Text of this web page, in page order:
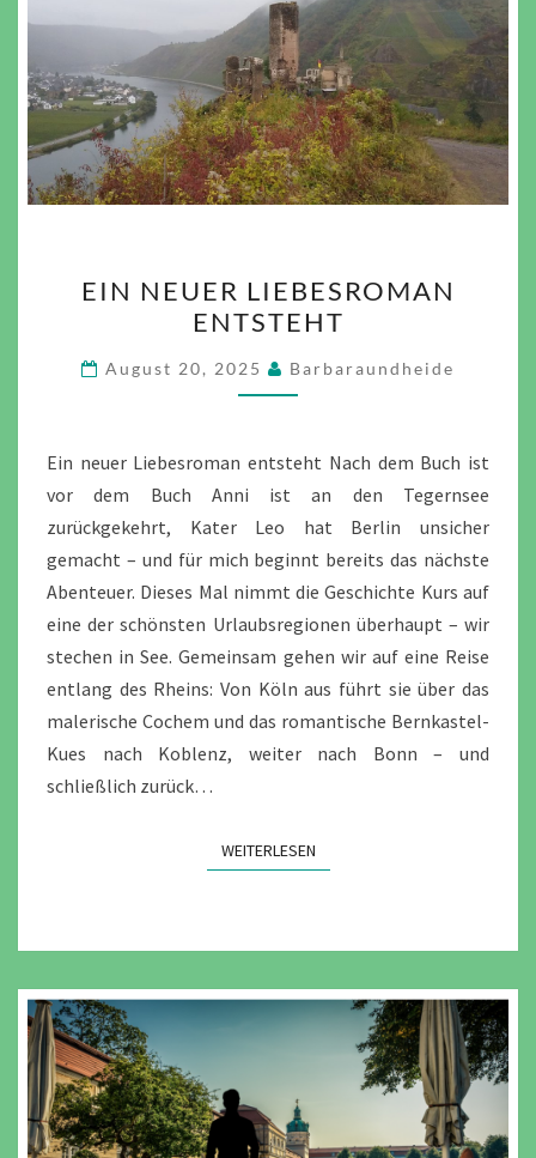
NEUER
LIEBESROMAN
ENTSTEHT
EIN NEUER LIEBESROMAN
ENTSTEHT
August 20, 2025 Barbaraundheide
Ein neuer Liebesroman entsteht Nach dem Buch ist
vor dem Buch Anni ist an den Tegernsee
zurückgekehrt, Kater Leo hat Berlin unsicher
gemacht – und für mich beginnt bereits das nächste
Abenteuer. Dieses Mal nimmt die Geschichte Kurs auf
eine der schönsten Urlaubsregionen überhaupt – wir
stechen in See. Gemeinsam gehen wir auf eine Reise
entlang des Rheins: Von Köln aus führt sie über das
malerische Cochem und das romantische Bernkastel-
Kues nach Koblenz, weiter nach Bonn – und
schließlich zurück…
WEITERLESENWEITERLESEN